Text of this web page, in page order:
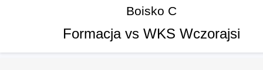
Boisko C
Formacja vs WKS Wczorajsi